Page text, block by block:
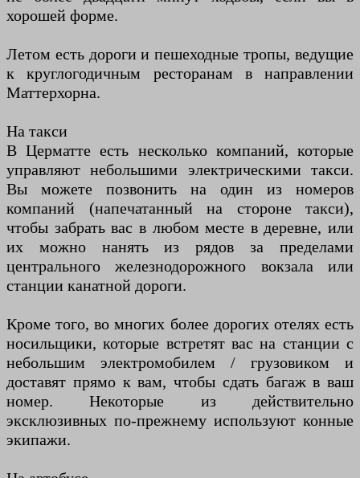
хорошей форме.
Летом есть дороги и пешеходные тропы, ведущие
к круглогодичным ресторанам в направлении
Маттерхорна.
На такси
В Церматте есть несколько компаний, которые
управляют небольшими электрическими такси.
Вы можете позвонить на один из номеров
компаний (напечатанный на стороне такси),
чтобы забрать вас в любом месте в деревне, или
их можно нанять из рядов за пределами
центрального железнодорожного вокзала или
станции канатной дороги.
Кроме того, во многих более дорогих отелях есть
носильщики, которые встретят вас на станции с
небольшим электромобилем / грузовиком и
доставят прямо к вам, чтобы сдать багаж в ваш
номер. Некоторые из действительно
эксклюзивных по-прежнему используют конные
экипажи.